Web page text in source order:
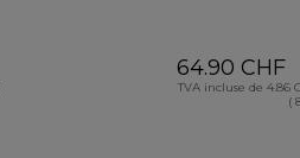
64.90 CHF
TVA incluse de 4.86
(